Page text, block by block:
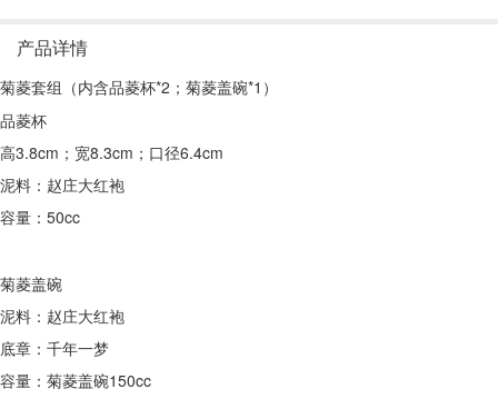
产品详情
菊菱套组（内含品菱杯*2；菊菱盖碗*1）
品菱杯
高3.8cm；宽8.3cm；口径6.4cm
泥料：赵庄大红袍
容量：50cc
菊菱盖碗
泥料：赵庄大红袍
底章：千年一梦
容量：菊菱盖碗150cc